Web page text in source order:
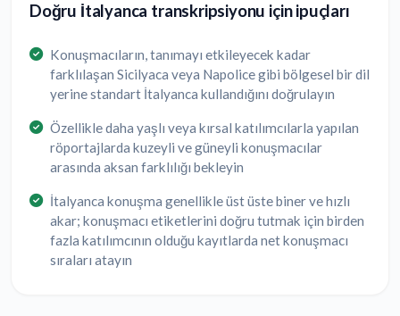
Doğru İtalyanca transkripsiyonu için ipuçları
Konuşmacıların, tanımayı etkileyecek kadar
farklılaşan Sicilyaca veya Napolice gibi bölgesel bir dil
yerine standart İtalyanca kullandığını doğrulayın
Özellikle daha yaşlı veya kırsal katılımcılarla yapılan
röportajlarda kuzeyli ve güneyli konuşmacılar
arasında aksan farklılığı bekleyin
İtalyanca konuşma genellikle üst üste biner ve hızlı
akar; konuşmacı etiketlerini doğru tutmak için birden
fazla katılımcının olduğu kayıtlarda net konuşmacı
sıraları atayın